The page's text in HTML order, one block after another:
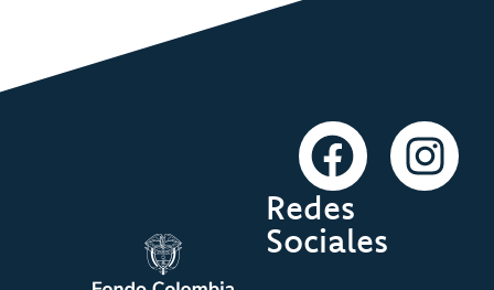
Redes
Sociales